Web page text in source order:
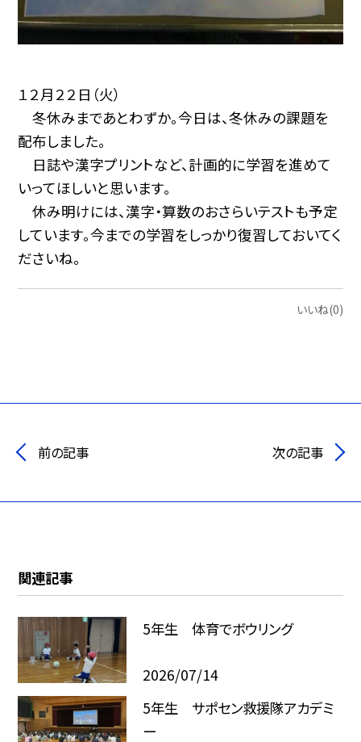
１２月２２日（火）
冬休みまであとわずか。今日は、冬休みの課題を
配布しました。
日誌や漢字プリントなど、計画的に学習を進めて
いってほしいと思います。
休み明けには、漢字・算数のおさらいテストも予定
しています。今までの学習をしっかり復習しておいてく
ださいね。
いいね(0)
前の記事 次の記事
関連記事
5年生 体育でボウリング
2026/07/14
5年生 サポセン救援隊アカデミ
ー